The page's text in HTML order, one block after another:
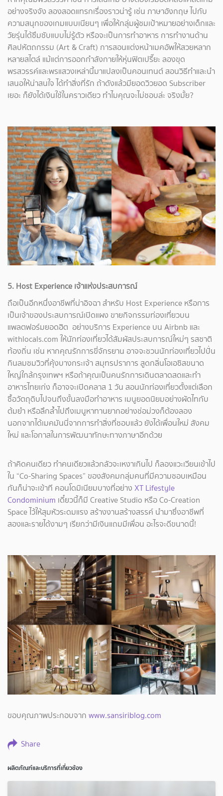
อย่างจริงจัง ลองสอดแทรกเรื่องราวน่ารู้ เช่น ภาษาอังกฤษ ไปกับ
ความสนุกของเกมแบบเนียนๆ เพื่อให้กลุ่มผู้ชมเป้าหมายอย่างเด็กและ
วัยรุ่นได้ซึมซับแบบไม่รู้ตัว หรือจะเป็นการทำอาหาร การทำงานด้าน
ศิลปหัตถกรรม (Art & Craft) การสอนแต่งหน้าเมคอัพให้สวยหลาก
หลายสไตล์ แม้แต่การออกกำลังกายให้หุ่นฟิตเปรี๊ยะ ลองขุด
พรสวรรค์และพรแสวงเหล่านี้มาแปลงเป็นคอนเทนต์ สอนวิธีทำและนำ
เสนอให้น่าสนใจ ได้ทำสิ่งที่รัก ถ้าดังแล้วมียอดวิวยอด Subscriber
เยอะ ก็ยังได้เงินใช้ในคราวเดียว ทำไมคุณจะไม่ชอบล่ะ จริงมั้ย?
5. Host Experience เจ้าแห่งประสบการณ์
ถือเป็นอีกหนึ่งอาชีพที่น่าอิจฉา สำหรับ Host Experience หรือการ
เป็นเจ้าของประสบการณ์เปิดแผง ขายกิจกรรมท่องเที่ยวบน
แพลตฟอร์มยอดฮิต อย่างบริการ Experience บน Airbnb และ
withlocals.com ให้นักท่องเที่ยวได้สัมผัสประสบการณ์ใหม่ๆ รสชาติ
ท้องถิ่น เช่น หากคุณรักการขี่จักรยาน อาจจะชวนนักท่องเที่ยวไปปั่น
กินลมชมวิวที่คุ้งบางกระเจ้า สมุทรปราการ สูดกลิ่นโอเอซิสขนาด
ใหญ่ใกล้กรุงเทพฯ หรือถ้าคุณเป็นคนรักการเดินตลาดสดและทำ
อาหารไทยเก่ง ก็อาจจะเปิดคลาส 1 วัน สอนนักท่องเที่ยวตั้งแต่เลือก
ซื้อวัตถุดิบไปจนถึงขั้นลงมือทำอาหาร เมนูยอดนิยมอย่างผัดไทกับ
ต้มยำ หรือลึกล้ำไปถึงเมนูหาทานยากอย่างช่อม่วงก็ต้องลอง
นอกจากได้เมคมันนี่จากการทำสิ่งที่ชอบแล้ว ยังได้เพื่อนใหม่ สังคม
ใหม่ และโอกาสในการพัฒนาทักษะทางภาษาอีกด้วย
ถ้าคิดคนเดียว ทําคนเดียวแล้วกลัวจะเหงาเกินไป ก็ลองแวะเวียนเข้าไป
ใน “Co-Sharing Spaces” ของสังคมกลุ่มคนที่มีความชอบเหมือน
กันก็น่าจะเข้าที คอนโดมิเนียมบางที่อย่าง XT Lifestyle
Condominium เดี๋ยวนี้ก็มี Creative Studio หรือ Co-Creation
Space ไว้ให้สุมหัวระดมแรง สร้างงานสร้างสรรค์ นํามาซึ่งอาชีพที่
สองและรายได้งามๆ เรียกว่ามีเงินแถมมีเพื่อน อะไรจะดีขนาดนี้!
ขอบคุณภาพประกอบจาก www.sansiriblog.com
Share
ผลิตภัณฑ์และบริการที่เกี่ยวข้อง